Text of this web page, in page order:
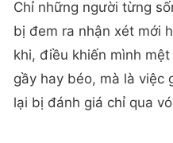
Chỉ những người từng
bị đem ra nhận xét mới
khi, điều khiến mình
gầy hay béo, mà là việc
lại bị đánh giá chỉ qua